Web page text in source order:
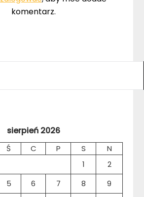
komentarz.
sierpień 2026
Ś C P S
N
1
2
5 6 7 8
9